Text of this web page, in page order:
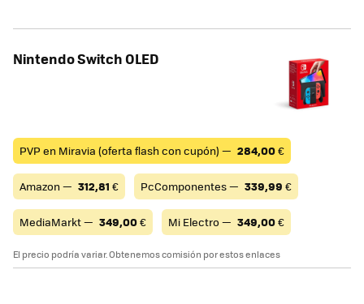
Nintendo Switch OLED
PVP en Miravia (oferta flash con cupón) — 284,00€
Amazon — 312,81 € PcComponentes — 339,99 €
MediaMarkt — 349,00€ Mi Electro — 349,00€
El precio podría variar. Obtenemos comisión por estos enlaces